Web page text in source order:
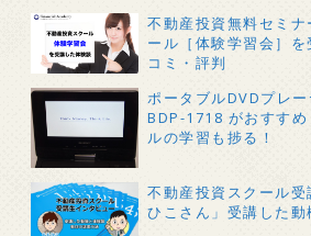
不動産投資無料セミナ
ール［体験学習会］
コミ・評判
ポータブルDVDプレ
BDP-1718 がおすす
ルの学習も捗る！
不動産投資スクール受
ひこさん」受講した